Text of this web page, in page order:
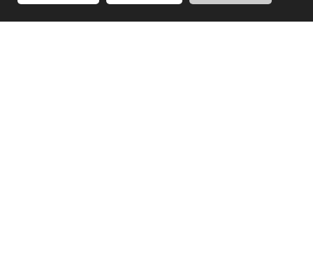
Formel - Al Servizio degli Enti Locali
Cookies Policy